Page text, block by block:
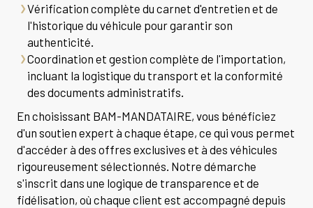
Vérification complète du carnet d'entretien et de
l'historique du véhicule pour garantir son
authenticité.
Coordination et gestion complète de l'importation,
incluant la logistique du transport et la conformité
des documents administratifs.
En choisissant BAM-MANDATAIRE, vous bénéficiez
d'un soutien expert à chaque étape, ce qui vous permet
d'accéder à des offres exclusives et à des véhicules
rigoureusement sélectionnés. Notre démarche
s'inscrit dans une logique de transparence et de
fidélisation, où chaque client est accompagné depuis